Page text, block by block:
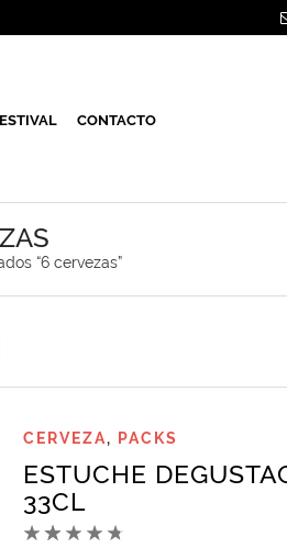
CONTACTO
“6 cervezas”
CERVEZA, PACKS
ESTUCHE
33CL